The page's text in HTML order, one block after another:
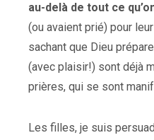
au-delà de tout ce
(ou avaient prié) pour
sachant que Dieu
(avec plaisir!) sont déjà
prières, qui se sont
Les filles, je suis